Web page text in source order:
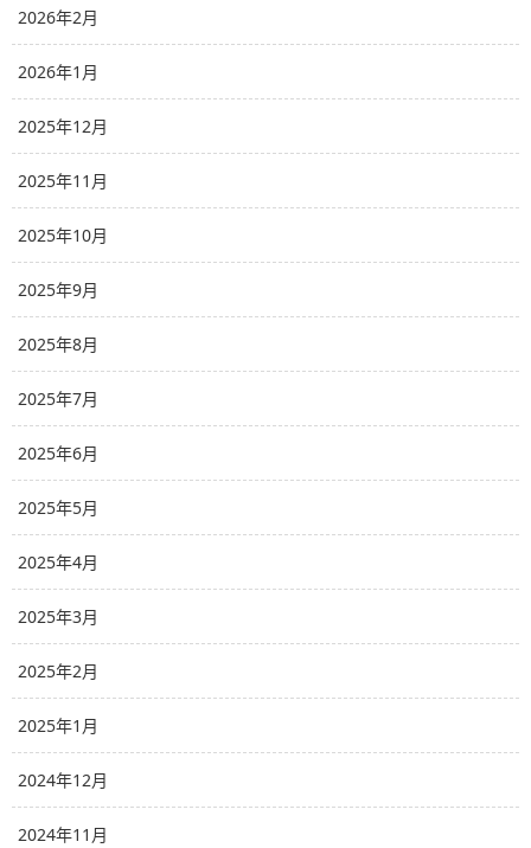
2026年2月
2026年1月
2025年12月
2025年11月
2025年10月
2025年9月
2025年8月
2025年7月
2025年6月
2025年5月
2025年4月
2025年3月
2025年2月
2025年1月
2024年12月
2024年11月